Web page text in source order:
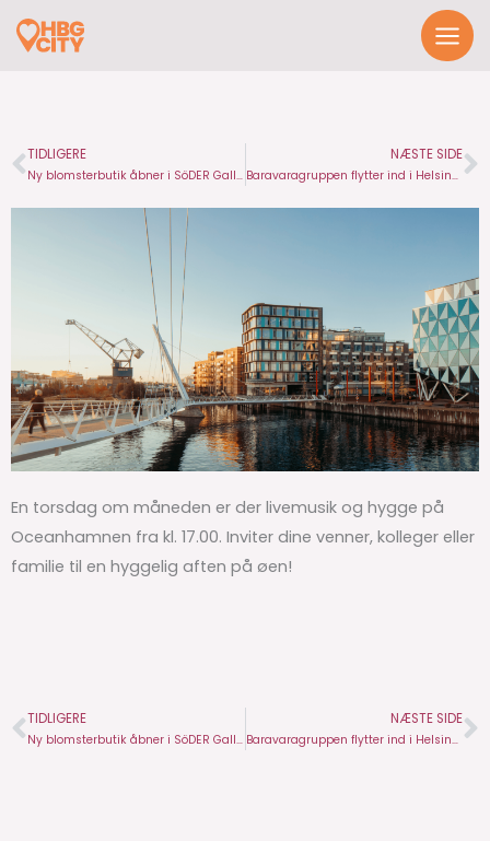
Spring
Prev
TIDLIGERE
Ny blomsterbutik åbner i SöDER Gallerian
NÆSTE SIDE
Baravaragruppen flytter ind i Helsingborg C
En torsdag om måneden er der livemusik og hygge på
Oceanhamnen fra kl. 17.00. Inviter dine venner, kolleger eller
familie til en hyggelig aften på øen!
Prev
TIDLIGERE
Ny blomsterbutik åbner i SöDER Gallerian
NÆSTE SIDE
Baravaragruppen flytter ind i Helsingborg C